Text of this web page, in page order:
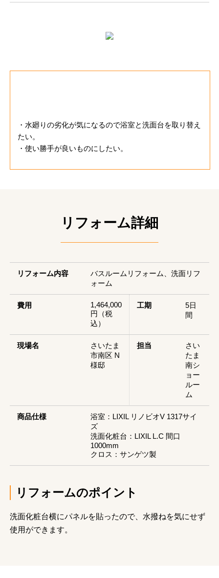
・水廻りの劣化が気になるので浴室と洗面台を取り替え
たい。
・使い勝手が良いものにしたい。
リフォーム詳細
リフォーム内容
バスルームリフォーム、洗面リフ
ォーム
費用
1,464,000
円（税
込）
工期
5日
間
現場名
さいたま
市南区 N
様邸
担当
さい
たま
南シ
ョー
ルー
ム
商品仕様
浴室：LIXIL リノビオV 1317サイ
ズ
洗面化粧台：LIXIL L.C 間口
1000mm
クロス：サンゲツ製
リフォームのポイント
洗面化粧台横にパネルを貼ったので、水撥ねを気にせず
使用ができます。